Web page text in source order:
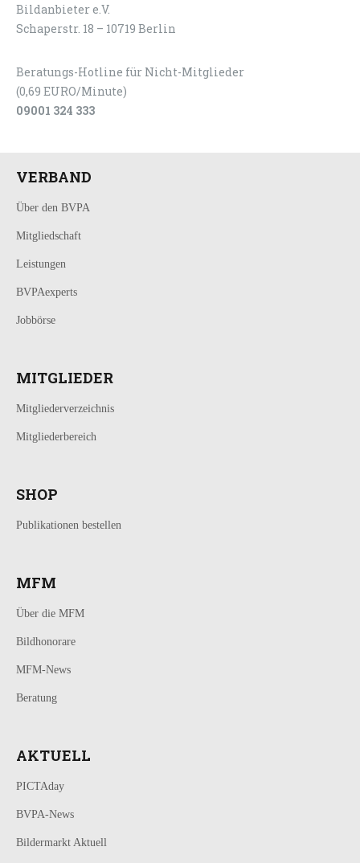
Bildanbieter e.V.
Schaperstr. 18 – 10719 Berlin
Beratungs-Hotline für Nicht-Mitglieder
(0,69 EURO/Minute)
09001 324 333
VERBAND
Über den BVPA
Mitgliedschaft
Leistungen
BVPAexperts
Jobbörse
MITGLIEDER
Mitgliederverzeichnis
Mitgliederbereich
SHOP
Publikationen bestellen
MFM
Über die MFM
Bildhonorare
MFM-News
Beratung
AKTUELL
PICTAday
BVPA-News
Bildermarkt Aktuell